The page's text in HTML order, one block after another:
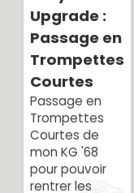
Upgrade :
Passage en
Trompettes
Courtes
Passage en
Trompettes
Courtes de
mon KG '68
pour pouvoir
rentrer les